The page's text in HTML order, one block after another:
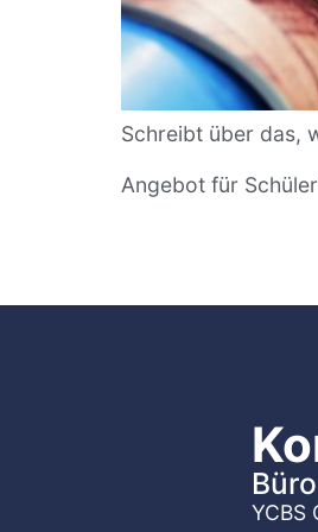
Schreibt über das,
Angebot für
YCBS